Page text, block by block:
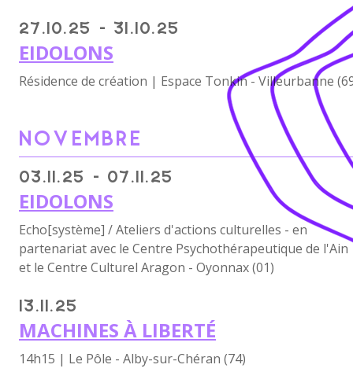
27.10.25 - 31.10.25
EIDOLONS
Résidence de création | Espace Tonkin - Villeurbanne
NOVEMBRE
03.11.25 - 07.11.25
EIDOLONS
Echo[système] / Ateliers d'actions culturelles - en
partenariat avec le Centre Psychothérapeutique de l'Ain
et le Centre Culturel Aragon - Oyonnax (01)
13.11.25
MACHINES À LIBERTÉ
14h15 | Le Pôle - Alby-sur-Chéran (74)